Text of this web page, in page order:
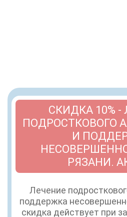
СКИДКА 10%
ПОДРОСТКОВОГО
И
РЯЗАНИ.
Лечение
поддержка
скидка действует при